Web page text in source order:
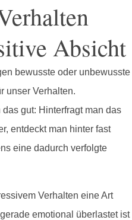
Absicht
bewusste oder unbewusste
unser Verhalten.
gut: Hinterfragt man das
entdeckt man hinter fast
eine dadurch verfolgte
Verhalten eine Art
emotional überlastet ist